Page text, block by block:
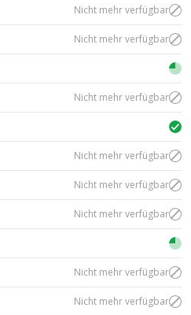
Nicht mehr verfügbar
Nicht mehr verfügbar
Nicht mehr verfügbar
Nicht mehr verfügbar
Nicht mehr verfügbar
Nicht mehr verfügbar
Nicht mehr verfügbar
Nicht mehr verfügbar